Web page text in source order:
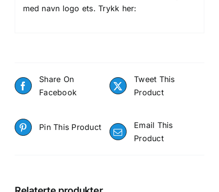
med navn logo ets. Trykk her:
Share On
Facebook
Tweet This
Product
Pin This Product
Email This
Product